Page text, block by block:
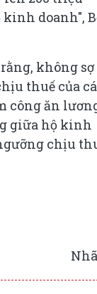
doanh",
không sợ
thuế của
công ăn
giữa hộ kinh
chịu